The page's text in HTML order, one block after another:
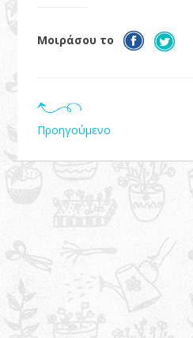
Μοιράσου το
Προηγούμενο